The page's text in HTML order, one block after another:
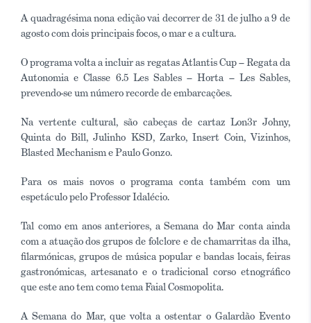
A quadragésima nona edição vai decorrer de 31 de julho a 9 de
agosto com dois principais focos, o mar e a cultura.
O programa volta a incluir as regatas Atlantis Cup – Regata da
Autonomia e Classe 6.5 Les Sables – Horta – Les Sables,
prevendo-se um número recorde de embarcações.
Na vertente cultural, são cabeças de cartaz Lon3r Johny,
Quinta do Bill, Julinho KSD, Zarko, Insert Coin, Vizinhos,
Blasted Mechanism e Paulo Gonzo.
Para os mais novos o programa conta também com um
espetáculo pelo Professor Idalécio.
Tal como em anos anteriores, a Semana do Mar conta ainda
com a atuação dos grupos de folclore e de chamarritas da ilha,
filarmónicas, grupos de música popular e bandas locais, feiras
gastronómicas, artesanato e o tradicional corso etnográfico
que este ano tem como tema Faial Cosmopolita.
A Semana do Mar, que volta a ostentar o Galardão Evento